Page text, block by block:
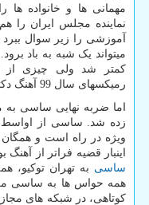
مهمانی ها و خانواده
نماینده مجلس ایران را
آموزشی را زیر سوال
میتواند یک شبه به باد
کمتر شد ولی چیزی
رمیکسهای سال 99 آهنگ دکتر ساسی بیش از پیش میدرخشید.
ویژه در راه است و
اینبار قضیه فراتر از
ساسی به تهران توکیو،
همه حواس ها به ساسی
کوتاهی، در شبکه های